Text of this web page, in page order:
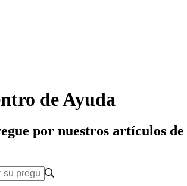
de Ayuda
por nuestros artículos de